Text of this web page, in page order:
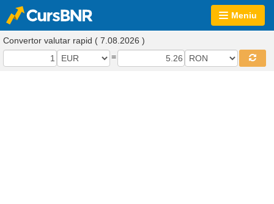
Meniu
Convertor valutar rapid ( 7.08.2026 )
=